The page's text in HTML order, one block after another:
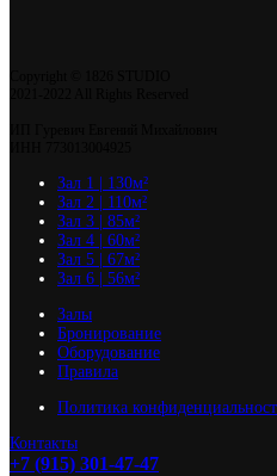
Зал 1 | 130м²
Зал 2 | 110м²
Зал 3 | 85м²
Зал 4 | 60м²
Зал 5 | 67м²
Зал 6 | 56м²
Залы
Бронирование
Оборудование
Правила
Политика
Контакты
+7 (915) 301-47-47